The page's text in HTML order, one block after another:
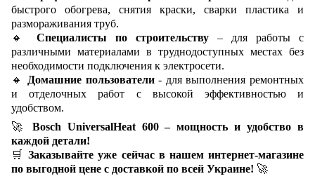
быстрого обогрева, снятия краски, сварки пластика и
размораживания труб.
🔸 Специалисты по строительству – для работы с
различными материалами в труднодоступных местах без
необходимости подключения к электросети.
🔸
Домашние пользователи- для выполнения ремонтных
и отделочных работ с высокой эффективностью и
удобством.
🚀 Bosch UniversalHeat 600 – мощность и удобство в
каждой детали!
🛒Заказывайте уже сейчас в нашем интернет-магазине
по выгодной цене с доставкой по всей Украине! 🚀